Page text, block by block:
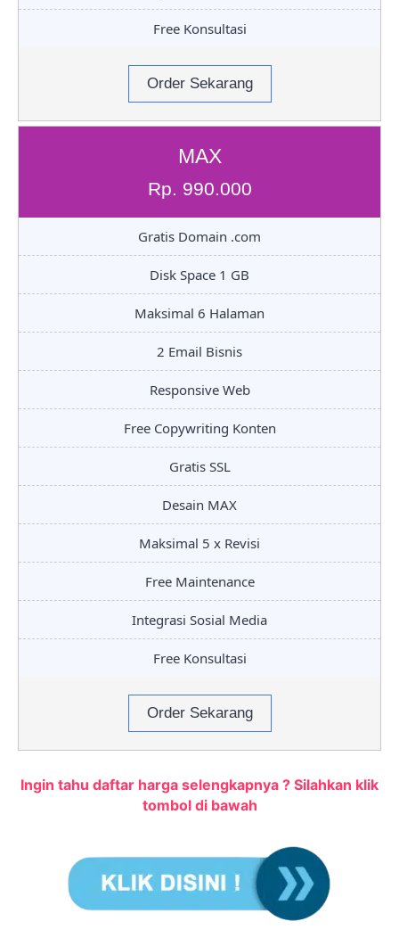
Free Konsultasi
Order Sekarang
MAX
Rp. 990.000
Gratis Domain .com
Disk Space 1 GB
Maksimal 6 Halaman
2 Email Bisnis
Responsive Web
Free Copywriting Konten
Gratis SSL
Desain MAX
Maksimal 5 x Revisi
Free Maintenance
Integrasi Sosial Media
Free Konsultasi
Order Sekarang
Ingin tahu daftar harga selengkapnya ? Silahkan klik
tombol di bawah